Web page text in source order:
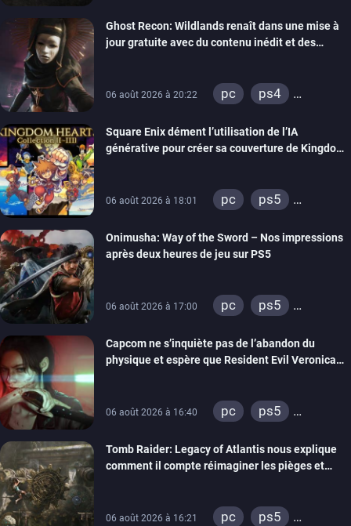
xbox one
nintendo 64
Ghost Recon: Wildlands renaît dans une mise à
jour gratuite avec du contenu inédit et des
06 août 2026 à 20:22 pc
ps4
Square Enix dément l’utilisation de l’IA
générative pour créer sa couverture de Kingdom
06 août 2026 à 18:01 pc
ps5
switch 2
Onimusha: Way of the Sword – Nos impressions
après deux heures de jeu sur PS5
06 août 2026 à 17:00 pc
ps5
switch 2
Capcom ne s’inquiète pas de l’abandon du
physique et espère que Resident Evil Veronica
06 août 2026 à 16:40 pc
ps5
switch 2
Tomb Raider: Legacy of Atlantis nous explique
comment il compte réimaginer les pièges et
06 août 2026 à 16:21 pc
ps5